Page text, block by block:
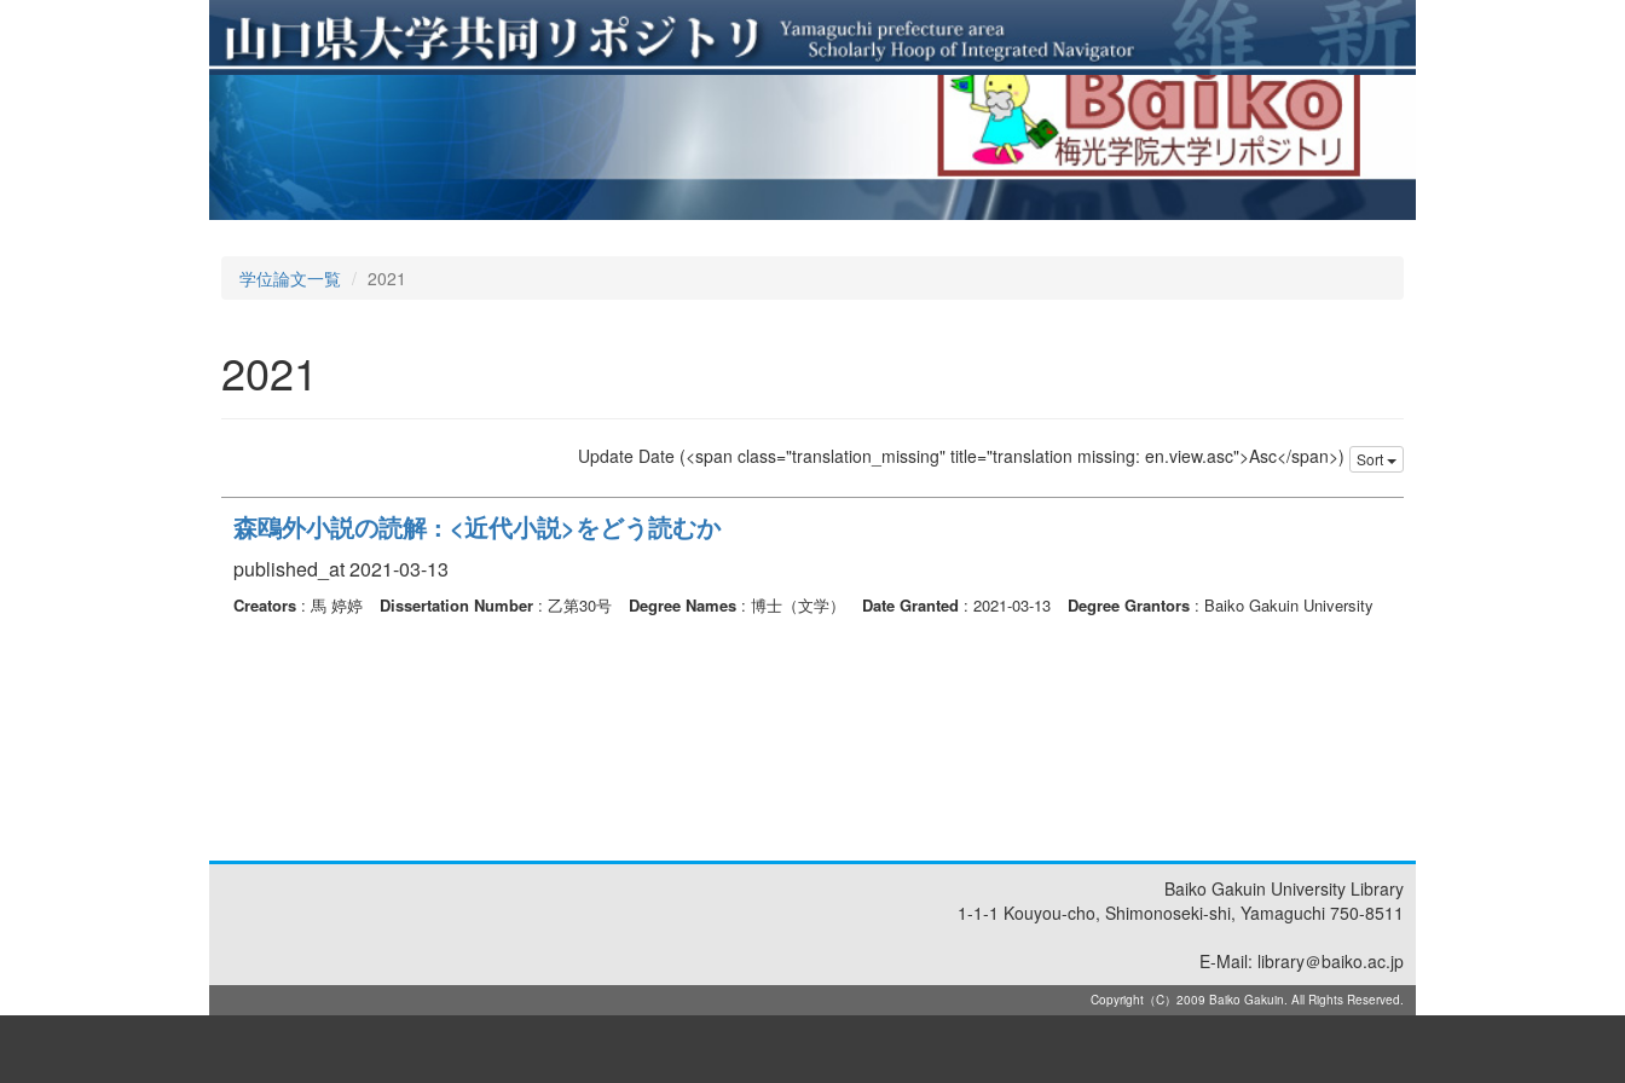
学位論文一覧 2021
2021
Update Date (<span class="translation_missing" title="translation missing: en.view.asc">Asc</span>) Sort
森鴎外小説の読解 : <近代小説>をどう読むか
published_at 2021-03-13
Creators : 馬 婷婷 Dissertation Number : 乙第30号 Degree Names : 博士（文学） Date Granted : 2021-03-13 Degree Grantors : Baiko Gakuin University
Baiko Gakuin University Library
1-1-1 Kouyou-cho, Shimonoseki-shi, Yamaguchi 750-8511
E-Mail: library＠baiko.ac.jp
Copyright（C）2009 Baiko Gakuin. All Rights Reserved.